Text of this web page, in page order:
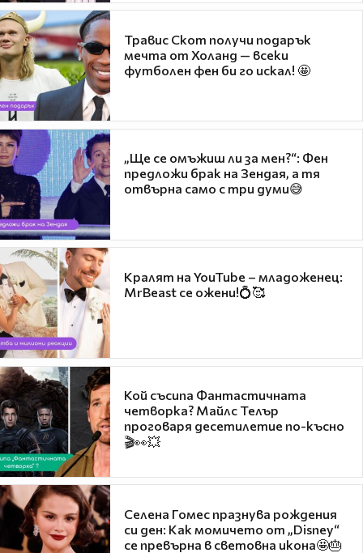
Травис Скот получи подарък
мечта от Холанд — всеки
футболен фен би го искал! 🤩
„Ще се омъжиш ли за мен?“: Фен
предложи брак на Зендая, а тя
отвърна само с три думи😅
Кралят на YouTube – младоженец:
MrBeast се ожени!💍🥰
Кой съсипа Фантастичната
четворка? Майлс Телър
проговаря десетилетие по-късно
🎬👀💥
Селена Гомес празнува рождения
си ден: Как момичето от „Disney“
се превърна в световна икона🤩🎂